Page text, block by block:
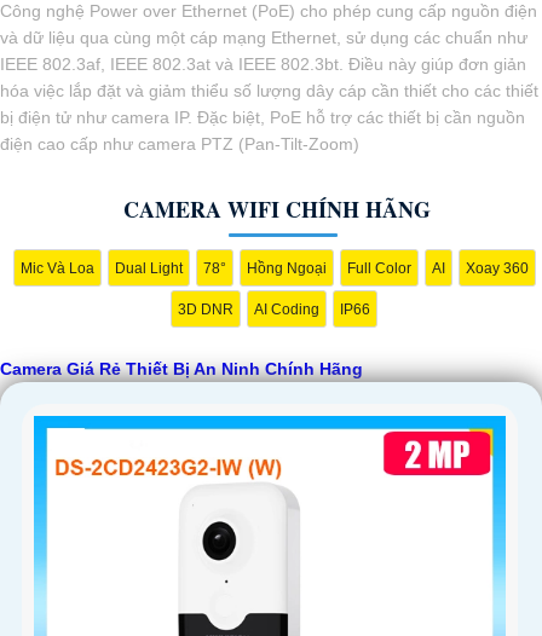
🔖4:Camera Dahua HAC-HDBW1200RP-Z: Camera dome chất lượng
2MP, hỗ trợ các tính năng như chống ngược sáng, chống nước.
Nhớ kiểm tra kỹ thông số kỹ thuật cũng như nguồn gốc xuất xứ của
sản phẩm trước khi mua nhé để Hoàn toàn tin cậylà sản phẩm chính
hãng và đáng tin cậy.
Công nghệ Power over Ethernet (PoE) cho phép cung cấp nguồn điện
và dữ liệu qua cùng một cáp mạng Ethernet, sử dụng các chuẩn như
IEEE 802.3af, IEEE 802.3at và IEEE 802.3bt. Điều này giúp đơn giản
hóa việc lắp đặt và giảm thiểu số lượng dây cáp cần thiết cho các thiết
bị điện tử như camera IP. Đặc biệt, PoE hỗ trợ các thiết bị cần nguồn
điện cao cấp như camera PTZ (Pan-Tilt-Zoom)
CAMERA WIFI CHÍNH HÃNG
Mic Và Loa Dual Light 78° Hồng Ngoại Full Color AI Xoay 360
3D DNR AI Coding IP66
Camera Giá Rẻ Thiết Bị An Ninh Chính Hãng